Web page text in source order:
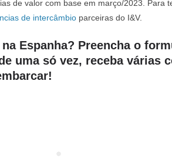
de valor com base em março/2023. Para
de intercâmbio parceiras do I&V.
Espanha? Preencha o
uma só vez, receba várias